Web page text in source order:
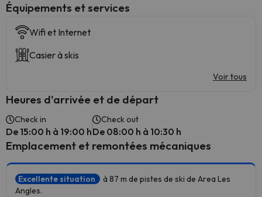
​Équipements et services
Wifi et Internet
Casier à skis
Voir tous
Heures d'arrivée et de départ
Check in
De 15:00 h à 19:00 h
Check out
De 08:00 h à 10:30 h
Emplacement et remontées mécaniques
Excellente situation
à 87 m de pistes de ski de Area Les
Angles.